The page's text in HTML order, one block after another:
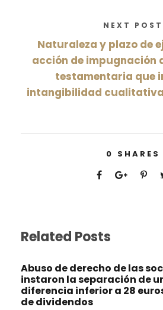
NEXT POST
Naturaleza y plazo de
acción de impugnación
testamentaria que
intangibilidad
0 SHARES
Related Posts
Abuso de derecho de las
instaron la separación de
diferencia inferior a 28
de dividendos